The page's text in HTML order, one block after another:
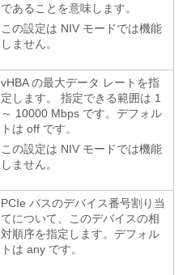
であることを意味します。
この設定は NIV モードでは機能
しません。
vHBA の最大データ レートを指
定します。 指定できる範囲は 1
～ 10000 Mbps です。デフォル
トは off です。
この設定は NIV モードでは機能
しません。
PCIe バスのデバイス番号割り当
てについて、このデバイスの相
対順序を指定します。デフォル
トは any です。